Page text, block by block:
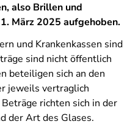
also Brillen und
März 2025 aufgehoben.
und Krankenkassen sind
sind nicht öffentlich
beteiligen sich an den
jeweils vertraglich
richten sich in der
der Art des Glases.